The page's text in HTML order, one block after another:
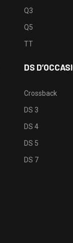
Q3
Q5
TT
DS
Crossback
DS 3
DS 4
DS 5
DS 7